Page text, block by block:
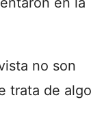
no son
trata de algo